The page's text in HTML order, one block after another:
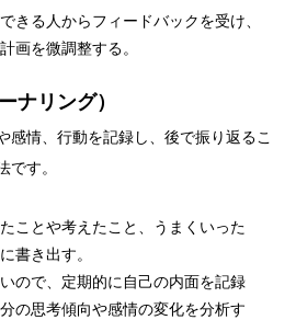
きる人からフィードバックを受け、
画を微調整する。
ナリング）
感情、行動を記録し、後で振り返るこ
です。
ことや考えたこと、うまくいった
書き出す。
ので、定期的に自己の内面を記録
の思考傾向や感情の変化を分析す